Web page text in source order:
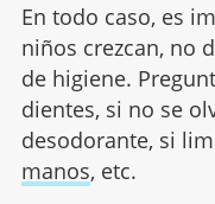
En todo caso, es
niños crezcan, no
de higiene.
dientes, si no se
desodorante, si
manos, etc.